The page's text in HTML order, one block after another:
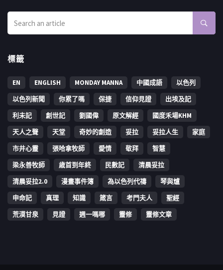
標籤
EN ENGLISH MONDAY MANNA 中國成語
以色列
以色列新聞
你累了嗎 保捷 信仰見證
出埃及記
利未記
創世記 劉國偉 原文解經
國度禾場KHM
天人之聲
天堂 奇妙的創造 妥拉 妥拉人生
家庭
市井心靈
張哈拿牧師 愛情 敬拜
智慧
梁永善牧師
歳首到年終 民數記
清晨妥拉
清晨妥拉2.0
漫畫事件簿 為以色列代禱
琴與爐
申命記
真理 知識 箴言 考門夫人
聖經
荒漠甘泉
見證 週一嗎哪 靈修 靈修文章